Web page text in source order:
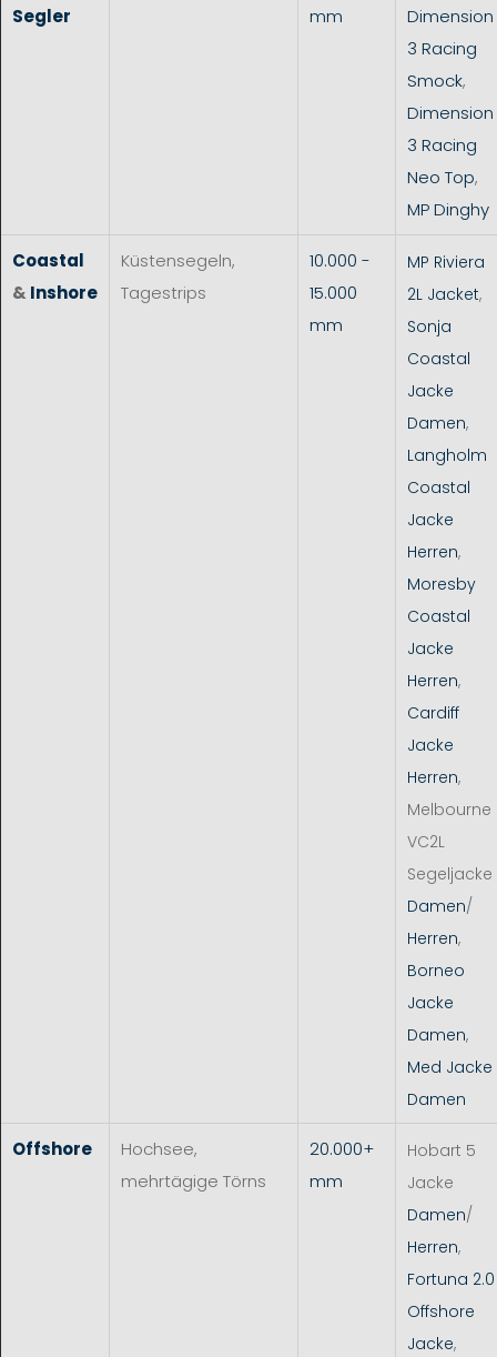
Segler mm
Dimension
3 Racing
Smock,
Dimension
3 Racing
Neo Top,
MP Dinghy
Coastal
& Inshore
Küstensegeln,
Tagestrips
10.000 -
15.000
mm
MP Riviera
2L Jacket,
Sonja
Coastal
Jacke
Damen,
Langholm
Coastal
Jacke
Herren,
Moresby
Coastal
Jacke
Herren,
Cardiff
Jacke
Herren,
Melbourne
VC2L
Segeljacke
Damen/
Herren,
Borneo
Jacke
Damen,
Med Jacke
Damen
Offshore
Hochsee,
mehrtägige Törns
20.000+
mm
Hobart 5
Jacke
Damen/
Herren,
Fortuna 2.0
Offshore
Jacke,